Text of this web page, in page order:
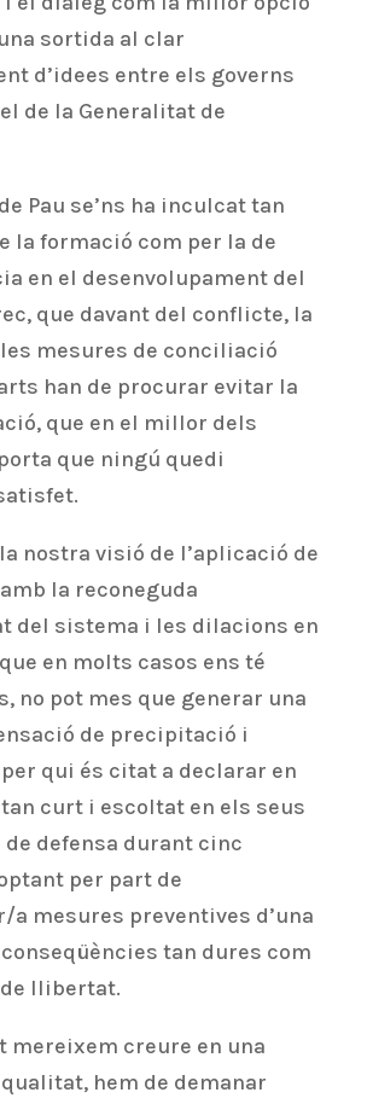
sortida al clar
d’idees entre els governs
de la Generalitat de
Pau se’ns ha inculcat tan
la formació com per la de
en el desenvolupament del
que davant del conflicte, la
mesures de conciliació
han de procurar evitar la
que en el millor dels
que ningú quedi
nostra visió de l’aplicació de
la reconeguda
del sistema i les dilacions en
en molts casos ens té
no pot mes que generar una
de precipitació i
qui és citat a declarar en
curt i escoltat en els seus
defensa durant cinc
per part de
a mesures preventives d’una
tan dures com
llibertat.
mereixem creure en una
hem de demanar